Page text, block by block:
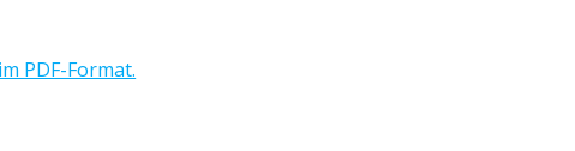
PDF-Format.